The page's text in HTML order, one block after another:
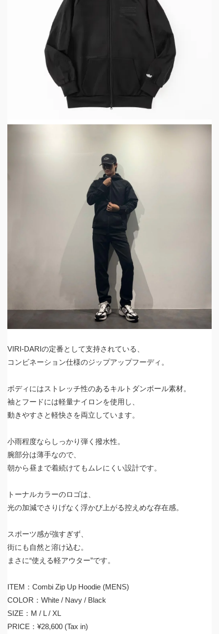
VIRI-DARIの定番として支持されている、
コンビネーション仕様のジップアップフーディ。
ボディにはストレッチ性のあるキルトダンボール素材。
袖とフードには軽量ナイロンを使用し、
動きやすさと軽快さを両立しています。
小雨程度ならしっかり弾く撥水性。
腕部分は薄手なので、
朝から昼まで着続けてもムレにくい設計です。
トーナルカラーのロゴは、
光の加減でさりげなく浮かび上がる控えめな存在感。
スポーツ感が強すぎず、
街にも自然と溶け込む。
まさに“使える軽アウター”です。
ITEM：Combi Zip Up Hoodie (MENS)
COLOR：White / Navy / Black
SIZE：M / L / XL
PRICE：¥28,600 (Tax in)